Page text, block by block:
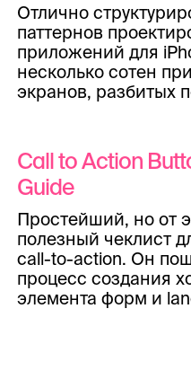
Отлично
паттернов
приложений для
несколько сотен
экранов, разбитых
Call to Action
Guide
Простейший, но от
полезный чеклист
call-to-action. Он
процесс создания
элемента форм и